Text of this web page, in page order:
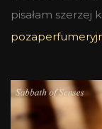
pisałam szerzej